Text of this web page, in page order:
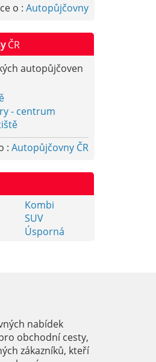
o : Autopůjčovny
ČR
autopůjčoven
- centrum
: Autopůjčovny ČR
Kombi
SUV
Úsporná
nabídek
obchodní cesty,
zákazníků, kteří